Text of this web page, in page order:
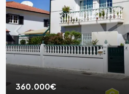
360.000€